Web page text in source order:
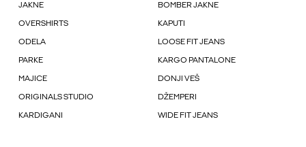
JAKNE BOMBER JAKNE
OVERSHIRTS KAPUTI
ODELA LOOSE FIT JEANS
PARKE KARGO PANTALONE
MAJICE DONJI VEŠ
ORIGINALS STUDIO DŽEMPERI
KARDIGANI WIDE FIT JEANS